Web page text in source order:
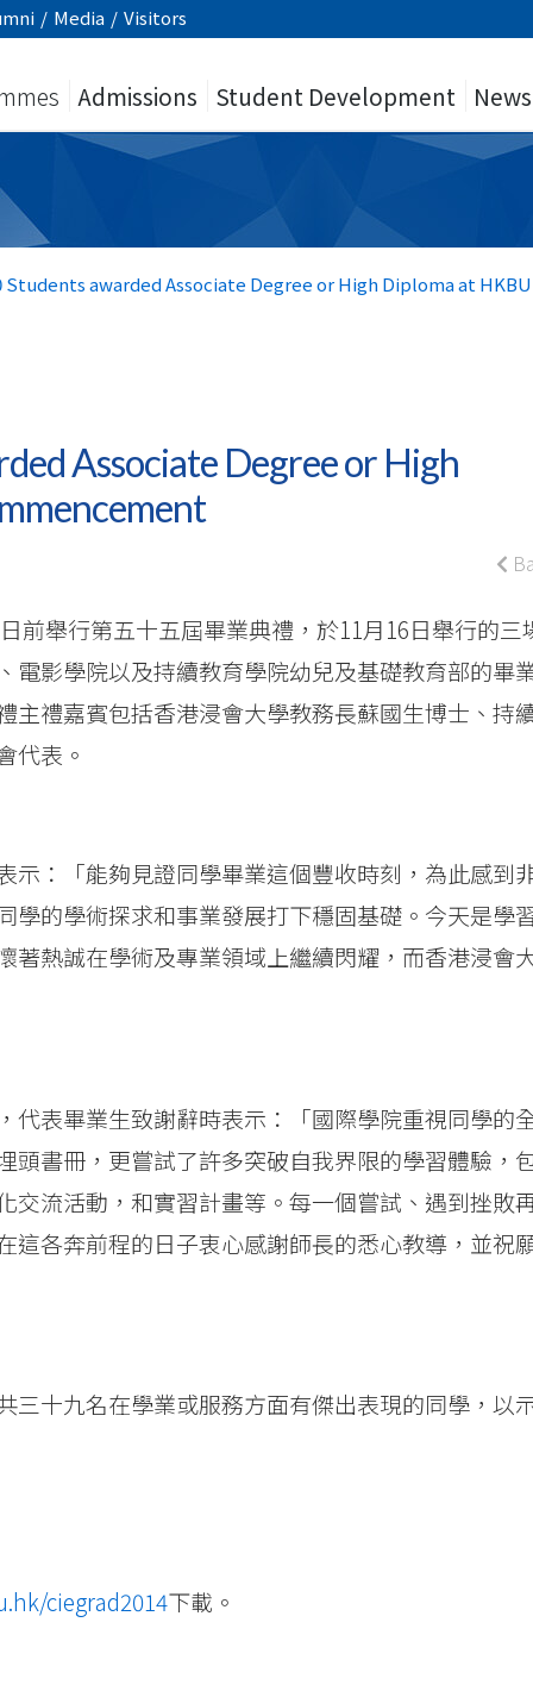
/ Media / Visitors
Admissions Student Development
Students awarded Associate Degree or High Diploma at
Associate Degree or High
前舉行第五十五屆畢業典禮，於11月16日舉行的三
電影學院以及持續教育學院幼兒及基礎教育部的畢
主禮嘉賓包括香港浸會大學教務長蘇國生博士、持
代表。
示：「能夠見證同學畢業這個豐收時刻，為此感到
學的學術探求和事業發展打下穩固基礎。今天是學
著熱誠在學術及專業領域上繼續閃耀，而香港浸會
代表畢業生致謝辭時表示：「國際學院重視同學的
頭書冊，更嘗試了許多突破自我界限的學習體驗，
交流活動，和實習計畫等。每一個嘗試、遇到挫敗
這各奔前程的日子衷心感謝師長的悉心教導，並祝
三十九名在學業或服務方面有傑出表現的同學，以
ciegrad2014下載。